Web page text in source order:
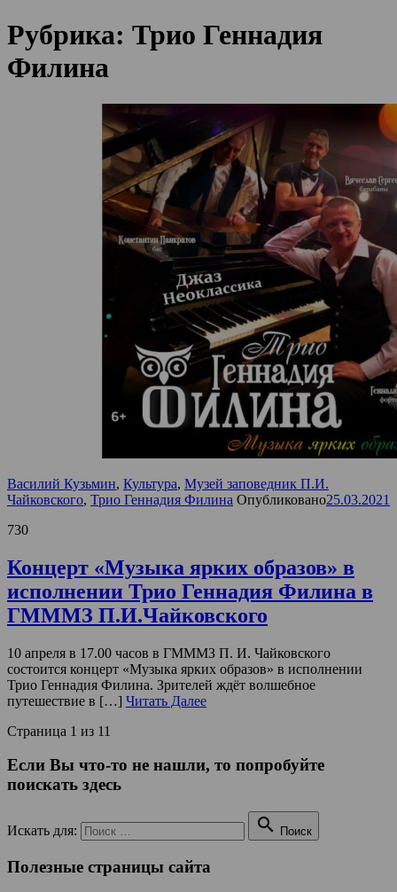
Рубрика: Трио Геннадия
Филина
Василий Кузьмин, Культура, Музей заповедник П.И.
Чайковского, Трио Геннадия Филина Опубликовано25.03.2021
730
Концерт «Музыка ярких образов» в
исполнении Трио Геннадия Филина в
ГМММЗ П.И.Чайковского
10 апреля в 17.00 часов в ГМММЗ П. И. Чайковского
состоится концерт «Музыка ярких образов» в исполнении
Трио Геннадия Филина. Зрителей ждёт волшебное
путешествие в […] Читать Далее
Страница 1 из 11
Если Вы что-то не нашли, то попробуйте
поискать здесь
Искать для:  Поиск
Полезные страницы сайта